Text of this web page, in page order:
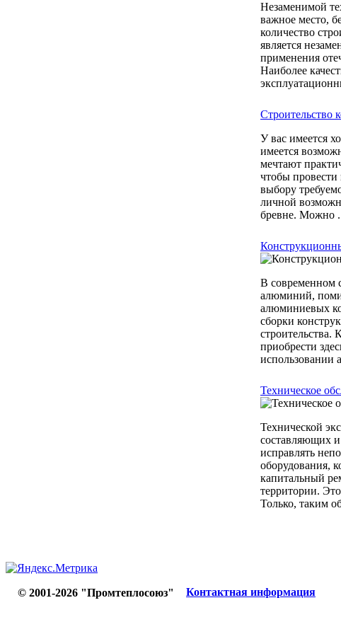
Незаменимой
важное место,
количество
является
применения
Наиболее
Строительство
У вас имеется
имеется
мечтают
чтобы
выбору
личной
бревне. Можно
В современном
алюминий,
алюминиевых
сборки
приобрести
использовании
Техническое
Технической
составляющих и
исправлять
оборудования,
капитальный
территории.
Только, таким
© 2001-2026 "Промтеплосоюз" Контактная информация